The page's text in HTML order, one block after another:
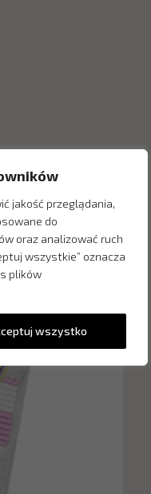
jakość przeglądania,
do
oraz analizować ruch
wszystkie” oznacza
plików
wszystko